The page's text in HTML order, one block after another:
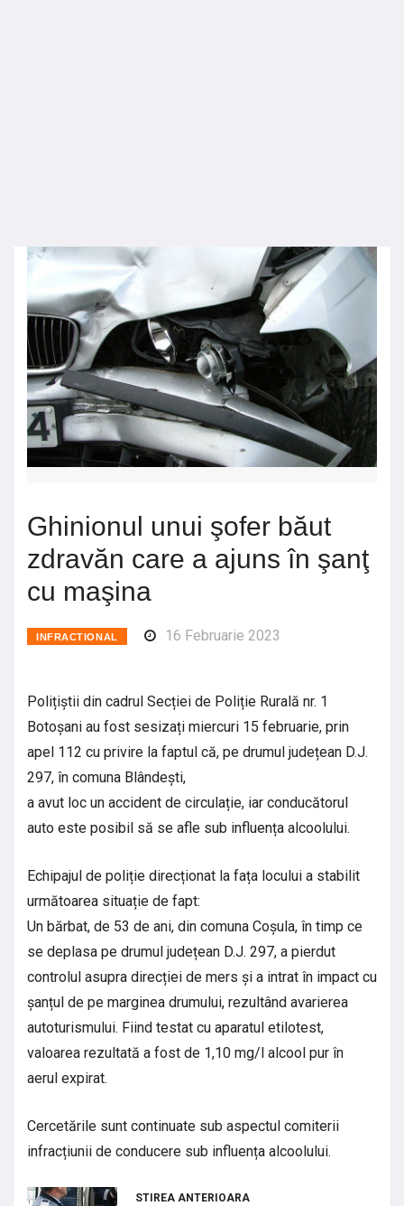
Ghinionul unui şofer băut
zdravăn care a ajuns în şanţ
cu maşina
INFRACTIONAL 16 Februarie 2023
Polițiștii din cadrul Secției de Poliție Rurală nr. 1
Botoșani au fost sesizați miercuri 15 februarie, prin
apel 112 cu privire la faptul că, pe drumul județean D.J.
297, în comuna Blândești,
a avut loc un accident de circulație, iar conducătorul
auto este posibil să se afle sub influența alcoolului.
Echipajul de poliție direcționat la fața locului a stabilit
următoarea situație de fapt:
Un bărbat, de 53 de ani, din comuna Coșula, în timp ce
se deplasa pe drumul județean D.J. 297, a pierdut
controlul asupra direcției de mers și a intrat în impact cu
șanțul de pe marginea drumului, rezultând avarierea
autoturismului. Fiind testat cu aparatul etilotest,
valoarea rezultată a fost de 1,10 mg/l alcool pur în
aerul expirat.
Cercetările sunt continuate sub aspectul comiterii
infracțiunii de conducere sub influența alcoolului.
STIREA ANTERIOARA